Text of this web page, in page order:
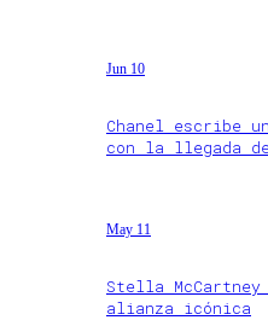
Jun 10
Chanel escribe
con la llegada
May 11
Stella McCartney
alianza icónica